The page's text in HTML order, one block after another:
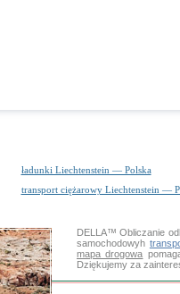
ładunki Liechtenstein — Polska
transport ciężarowy Liechtenstein —
DELLA™Obliczanie
samochodowyh
mapa drogowa
Dziękujemy za